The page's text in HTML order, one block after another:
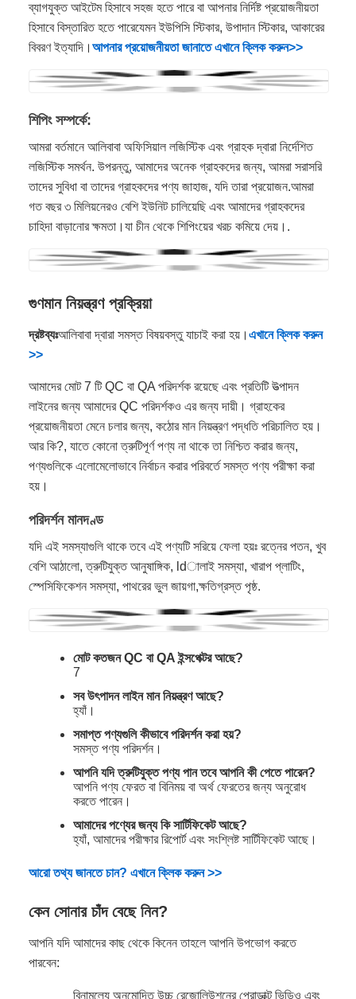
ব্যাগযুক্ত আইটেম হিসাবে সহজ হতে পারে বা আপনার নির্দিষ্ট প্রয়োজনীয়তা
হিসাবে বিস্তারিত হতে পারেযেমন ইউপিসি স্টিকার, উপাদান স্টিকার, আকারের
বিবরণ ইত্যাদি। আপনার প্রয়োজনীয়তা জানাতে এখানে ক্লিক করুন>>
শিপিং সম্পর্কে:
আমরা বর্তমানে আলিবাবা অফিসিয়াল লজিস্টিক এবং গ্রাহক দ্বারা নির্দেশিত
লজিস্টিক সমর্থন. উপরন্তু, আমাদের অনেক গ্রাহকদের জন্য, আমরা সরাসরি
তাদের সুবিধা বা তাদের গ্রাহকদের পণ্য জাহাজ, যদি তারা প্রয়োজন.আমরা
গত বছর ৩ মিলিয়নেরও বেশি ইউনিট চালিয়েছি এবং আমাদের গ্রাহকদের
চাহিদা বাড়ানোর ক্ষমতা।যা চীন থেকে শিপিংয়ের খরচ কমিয়ে দেয়।.
গুণমান নিয়ন্ত্রণ প্রক্রিয়া
দ্রষ্টব্যঃআলিবাবা দ্বারা সমস্ত বিষয়বস্তু যাচাই করা হয়। এখানে ক্লিক করুন
>>
আমাদের মোট 7 টি QC বা QA পরিদর্শক রয়েছে এবং প্রতিটি উত্পাদন
লাইনের জন্য আমাদের QC পরিদর্শকও এর জন্য দায়ী। গ্রাহকের
প্রয়োজনীয়তা মেনে চলার জন্য, কঠোর মান নিয়ন্ত্রণ পদ্ধতি পরিচালিত হয়।
আর কি?, যাতে কোনো ত্রুটিপূর্ণ পণ্য না থাকে তা নিশ্চিত করার জন্য,
পণ্যগুলিকে এলোমেলোভাবে নির্বাচন করার পরিবর্তে সমস্ত পণ্য পরীক্ষা করা
হয়।
পরিদর্শন মানদণ্ড
যদি এই সমস্যাগুলি থাকে তবে এই পণ্যটি সরিয়ে ফেলা হয়ঃ রত্নের পতন, খুব
বেশি আঠালো, ত্রুটিযুক্ত আনুষাঙ্গিক, ldালাই সমস্যা, খারাপ প্লাটিং,
স্পেসিফিকেশন সমস্যা, পাথরের ভুল জায়গা,ক্ষতিগ্রস্ত পৃষ্ঠ.
মোট কতজন QC বা QA ইন্সপেক্টর আছে?
7
সব উৎপাদন লাইন মান নিয়ন্ত্রণ আছে?
হ্যাঁ।
সমাপ্ত পণ্যগুলি কীভাবে পরিদর্শন করা হয়?
সমস্ত পণ্য পরিদর্শন।
আপনি যদি ত্রুটিযুক্ত পণ্য পান তবে আপনি কী পেতে পারেন?
আপনি পণ্য ফেরত বা বিনিময় বা অর্থ ফেরতের জন্য অনুরোধ
করতে পারেন।
আমাদের পণ্যের জন্য কি সার্টিফিকেট আছে?
হ্যাঁ, আমাদের পরীক্ষার রিপোর্ট এবং সংশ্লিষ্ট সার্টিফিকেট আছে।
আরো তথ্য জানতে চান? এখানে ক্লিক করুন >>
কেন সোনার চাঁদ বেছে নিন?
আপনি যদি আমাদের কাছ থেকে কিনেন তাহলে আপনি উপভোগ করতে
পারবেন:
বিনামূল্যে অনুমোদিত উচ্চ রেজোলিউশনের প্রোডাক্ট ভিডিও এবং